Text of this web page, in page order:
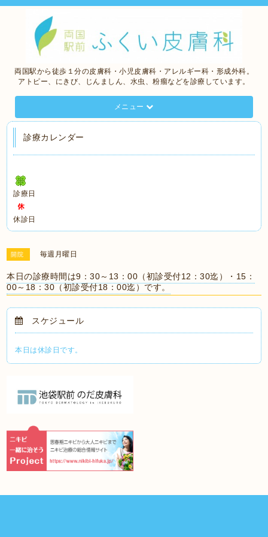
両国駅から徒歩１分の皮膚科・小児皮膚科・アレルギー科・形成外科。
アトピー、にきび、じんましん、水虫、粉瘤などを診療しています。
メニュー
診療カレンダー
診療日
休診日
開院 毎週月曜日
本日の診療時間は9：30～13：00（初診受付12：30迄）・15：
00～18：30（初診受付18：00迄）です。
スケジュール
本日は休診日です。